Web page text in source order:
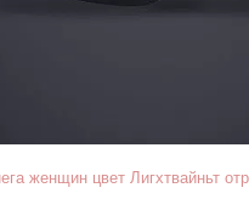
женщин цвет Лигхтвайньт